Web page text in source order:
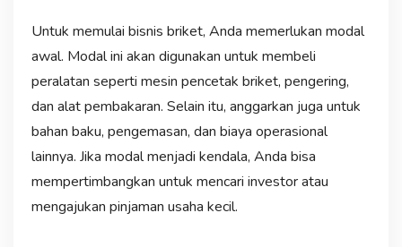
Untuk memulai bisnis briket, Anda memerlukan modal
awal. Modal ini akan digunakan untuk membeli
peralatan seperti mesin pencetak briket, pengering,
dan alat pembakaran. Selain itu, anggarkan juga untuk
bahan baku, pengemasan, dan biaya operasional
lainnya. Jika modal menjadi kendala, Anda bisa
mempertimbangkan untuk mencari investor atau
mengajukan pinjaman usaha kecil.